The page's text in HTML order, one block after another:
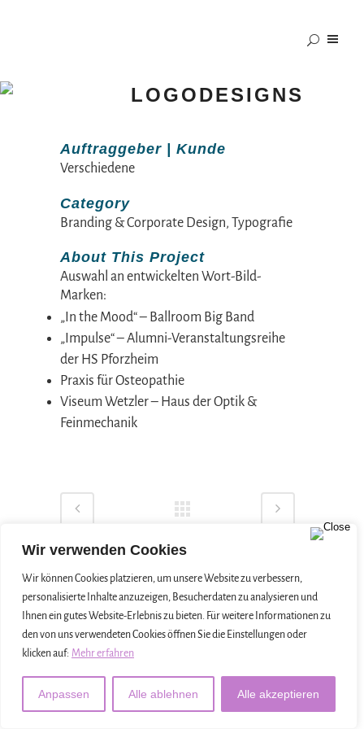
Wir verwenden Cookies
Wir können Cookies platzieren, um unsere Website zu verbessern,
personalisierte Inhalte anzuzeigen, Besucherdaten zu analysieren und
Ihnen ein gutes Website-Erlebnis zu bieten. Für weitere Informationen zu
den von uns verwendeten Cookies öffnen Sie die Einstellungen oder
klicken auf: Mehr erfahren
Anpassen Alle ablehnen Alle akzeptieren
LOGODESIGNS
Auftraggeber | Kunde
Verschiedene
Category
Branding & Corporate Design, Typografie
About This Project
Auswahl an entwickelten Wort-Bild-
Marken:
„In the Mood“ – Ballroom Big Band
„Impulse“ – Alumni-Veranstaltungsreihe
der HS Pforzheim
Praxis für Osteopathie
Viseum Wetzler – Haus der Optik &
Feinmechanik